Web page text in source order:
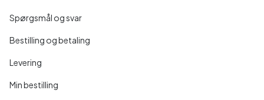
Spørgsmål og svar
Bestilling og betaling
Levering
Min bestilling